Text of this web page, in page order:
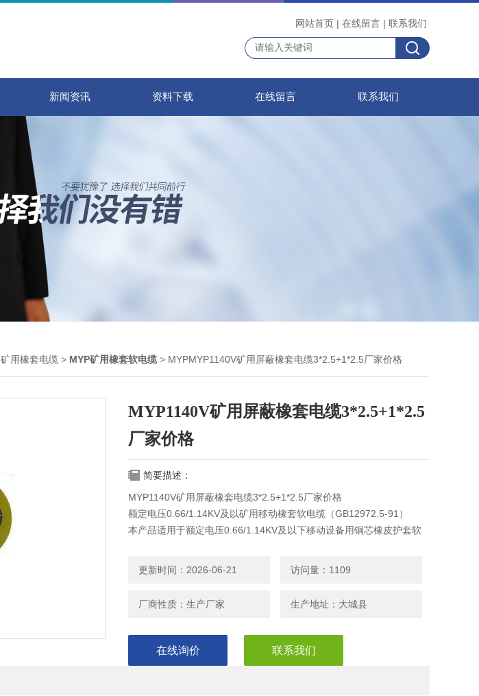
网站首页 | 在线留言 | 联系我们
新闻资讯 资料下载 在线留言 联系我们
矿用橡套电缆 > MYP矿用橡套软电缆> MYPMYP1140V矿用屏蔽橡套电缆3*2.5+1*2.5厂家价格
MYP1140V矿用屏蔽橡套电缆3*2.5+1*2.5
厂家价格
简要描述：
MYP1140V矿用屏蔽橡套电缆3*2.5+1*2.5厂家价格
额定电压0.66/1.14KV及以矿用移动橡套软电缆（GB12972.5-91）
本产品适用于额定电压0.66/1.14KV及以下移动设备用铜芯橡皮护套软
更新时间：2026-06-21 访问量：1109
厂商性质：生产厂家 生产地址：大城县
在线询价 联系我们